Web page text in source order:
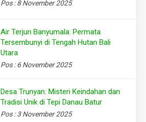
Pos : 8 November 2025
Air Terjun Banyumala: Permata
Tersembunyi di Tengah Hutan Bali
Utara
Pos : 6 November 2025
Desa Trunyan: Misteri Keindahan dan
Tradisi Unik di Tepi Danau Batur
Pos : 3 November 2025